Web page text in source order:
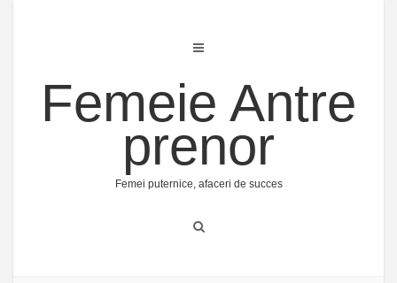
Femeie Antre
prenor
Femei puternice, afaceri de succes